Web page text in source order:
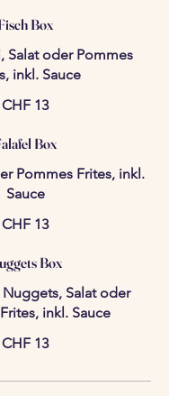
Box
Salat oder Pommes
inkl. Sauce
CHF 13
Box
Pommes Frites, inkl.
Sauce
CHF 13
Box
Salat oder
inkl. Sauce
CHF 13